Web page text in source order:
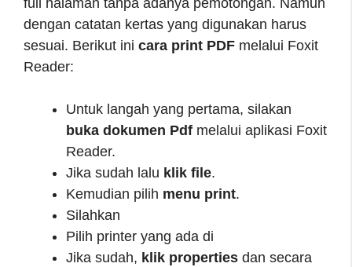
dengan catatan kertas yang digunakan harus
sesuai. Berikut ini cara print PDF melalui Foxit
Reader:
Untuk langah yang pertama, silakan
buka dokumen Pdf melalui aplikasi Foxit
Reader.
Jika sudah lalu klik file.
Kemudian pilih menu print.
Silahkan
Pilih printer yang ada di
Jika sudah, klik properties dan secara